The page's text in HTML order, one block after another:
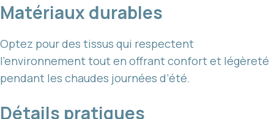
Matériaux durables
Optez pour des tissus qui respectent
l’environnement tout en offrant confort et légèreté
pendant les chaudes journées d’été.
Détails pratiques